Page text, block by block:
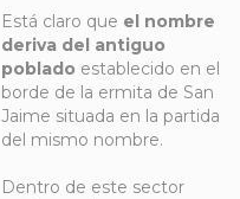
Está claro que el nombre
deriva del antiguo
poblado establecido en el
borde de la ermita de San
Jaime situada en la partida
del mismo nombre.
Dentro de este sector